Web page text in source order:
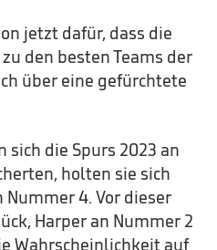
jetzt dafür, dass die
den besten Teams der
über eine gefürchtete
sich die Spurs 2023 an
holten sie sich
4. Vor dieser
Harper an Nummer 2
Wahrscheinlichkeit auf